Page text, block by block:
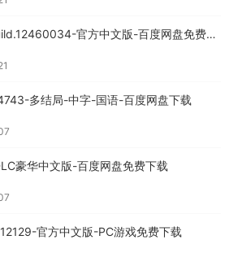
官方中文版-百度网盘免费下
多结局-中字-国语-百度网盘下载
豪华中文版-百度网盘免费下载
官方中文版-PC游戏免费下载